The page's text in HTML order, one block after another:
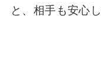
と、相手も安心